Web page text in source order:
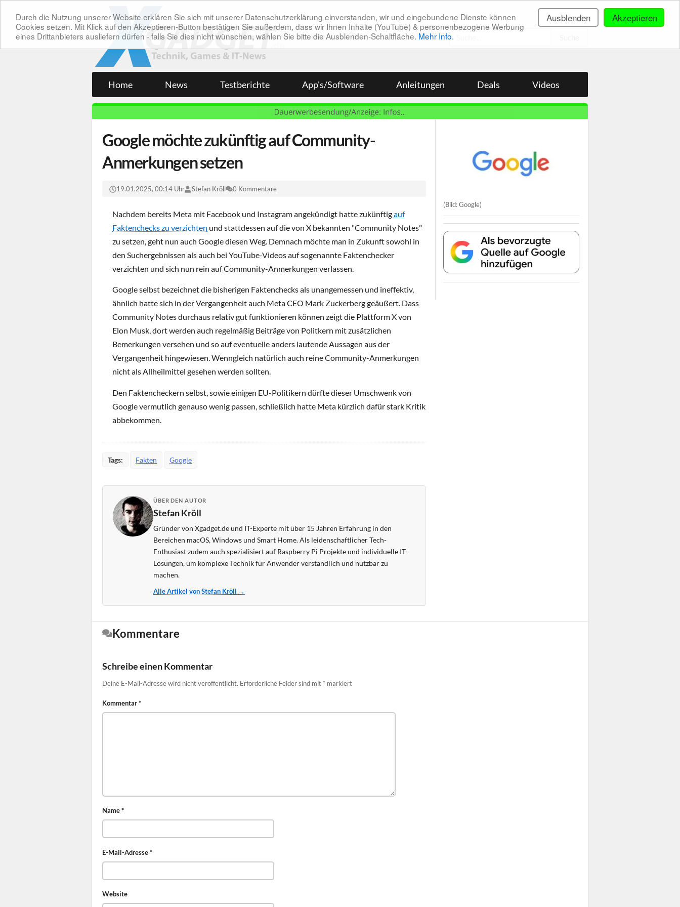
Akzeptieren
Ausblenden
Durch die Nutzung unserer Website erklären Sie sich mit unserer Datenschutzerklärung einverstanden, wir und eingebundene Dienste können
Cookies setzen. Mit Klick auf den Akzeptieren-Button bestätigen Sie außerdem, dass wir Ihnen Inhalte (YouTube) & personenbezogene Werbung
eines Drittanbieters ausliefern dürfen - falls Sie dies nicht wünschen, wählen Sie bitte die Ausblenden-Schaltfläche. Mehr Info.
Home News Testberichte App's/Software Anleitungen Deals Videos
Google möchte zukünftig auf Community-
Anmerkungen setzen
19.01.2025, 00:14 Uhr Stefan Kröll 0 Kommentare
Nachdem bereits Meta mit Facebook und Instagram angekündigt hatte zukünftigauf
Faktenchecks zu verzichten und stattdessen auf die von X bekannten "Community Notes"
zu setzen, geht nun auch Google diesen Weg. Demnach möchte man in Zukunft sowohl in
den Suchergebnissen als auch bei YouTube-Videos auf sogenannte Faktenchecker
verzichten und sich nun rein auf Community-Anmerkungen verlassen.
Google selbst bezeichnet die bisherigen Faktenchecks als unangemessen und ineffektiv,
ähnlich hatte sich in der Vergangenheit auch Meta CEO Mark Zuckerberg geäußert. Dass
Community Notes durchaus relativ gut funktionieren können zeigt die Plattform X von
Elon Musk, dort werden auch regelmäßig Beiträge von Politkern mit zusätzlichen
Bemerkungen versehen und so auf eventuelle anders lautende Aussagen aus der
Vergangenheit hingewiesen. Wenngleich natürlich auch reine Community-Anmerkungen
nicht als Allheilmittel gesehen werden sollten.
Den Faktencheckern selbst, sowie einigen EU-Politikern dürfte dieser Umschwenk von
Google vermutlich genauso wenig passen, schließlich hatte Meta kürzlich dafür stark Kritik
abbekommen.
Tags: Fakten Google
ÜBER DEN AUTOR
Stefan Kröll
Gründer von Xgadget.de und IT-Experte mit über 15 Jahren Erfahrung in den
Bereichen macOS, Windows und Smart Home. Als leidenschaftlicher Tech-
Enthusiast zudem auch spezialisiert auf Raspberry Pi Projekte und individuelle IT-
Lösungen, um komplexe Technik für Anwender verständlich und nutzbar zu
machen.
Alle Artikel von Stefan Kröll →
(Bild: Google)
Kommentare
Schreibe einen Kommentar
Deine E-Mail-Adresse wird nicht veröffentlicht. Erforderliche Felder sind mit * markiert
Kommentar*
Name*
E-Mail-Adresse*
Website